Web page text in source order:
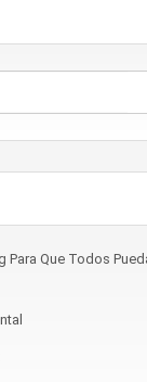
Para Que Todos